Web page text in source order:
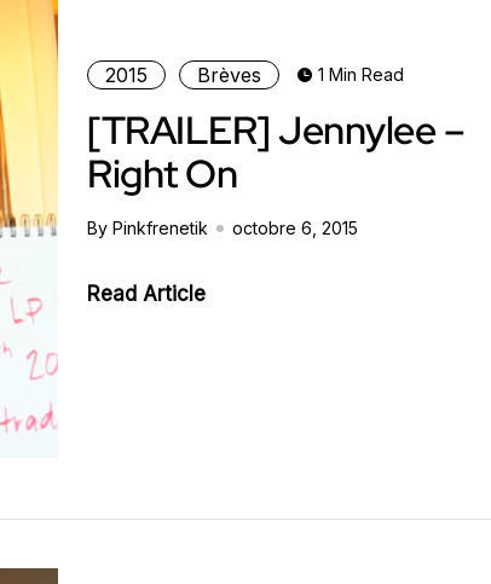
2015 Brèves 1 Min Read
[TRAILER] Jennylee –
Right On
By Pinkfrenetik octobre 6, 2015
Read Article